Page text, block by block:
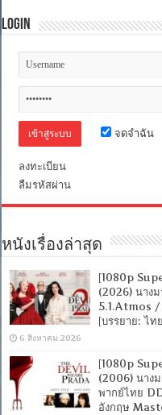
[Netflix]
[Rip]
บรรยาย
Login
จดจำฉัน
ลงทะเบียน
ลืมรหัสผ่าน
หนังเรื่องล่าสุด
[1080p
(2026) นางม
5.1.Atmos
[บรรยาย: ไ
6 สิงหาคม 2026
[1080p
(2006) นางม
พากย์ไทย
อังกฤษ